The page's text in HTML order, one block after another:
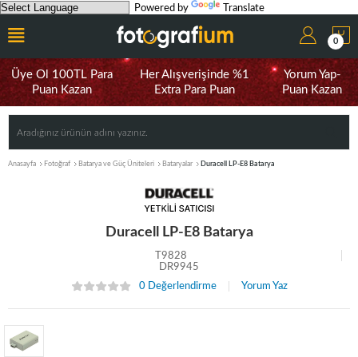
Powered by Translate
0
Üye Ol 100TL Para
Puan Kazan
Her Alışverişinde %1
Extra Para Puan
Yorum Yap-
Puan Kazan
Anasayfa Fotoğraf Batarya ve Güç Üniteleri Bataryalar Duracell LP-E8 Batarya
Duracell LP-E8 Batarya
T9828
DR9945
0 Değerlendirme
Yorum Yaz